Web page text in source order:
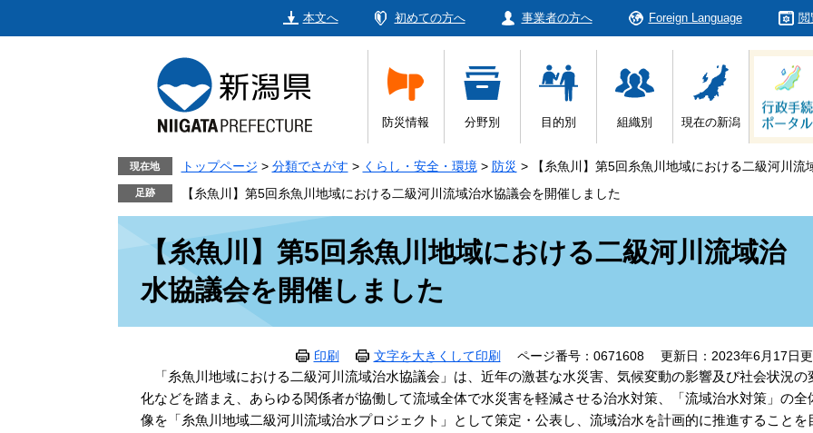
本文へ 初めての方へ 事業者の方へ Foreign Language 閲
防災情報 分野別 目的別 組織別 現在の新潟
現在地 トップページ > 分類でさがす > くらし・安全・環境 > 防災 >
【糸魚川】第5回糸魚川地域における二級河川
【糸魚川】第5回糸魚川地域における二級河川流域治水協議会を開催しました
【糸魚川】第5回糸魚川地域における二級河川流域治
水協議会を開催しました
印刷 文字を大きくして印刷 ページ番号：0671608 更新日：2023年6月17日
「糸魚川地域における二級河川流域治水協議会」は、近年の激甚な水災害、気候変動の影響及び社会状況の
化などを踏まえ、あらゆる関係者が協働して流域全体で水災害を軽減させる治水対策、「流域治水対策」の全
像を「糸魚川地域二級河川流域治水プロジェクト」として策定・公表し、流域治水を計画的に推進することを